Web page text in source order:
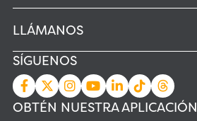
LLÁMANOS
SÍGUENOS
OBTÉN NUESTRA APLICACIÓN